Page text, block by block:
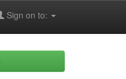
Sign on to: